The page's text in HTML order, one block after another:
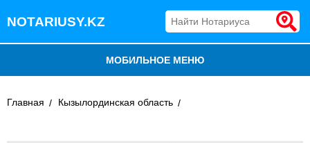
NOTARIUSY.KZ
МОБИЛЬНОЕ МЕНЮ
Главная Кызылординская область